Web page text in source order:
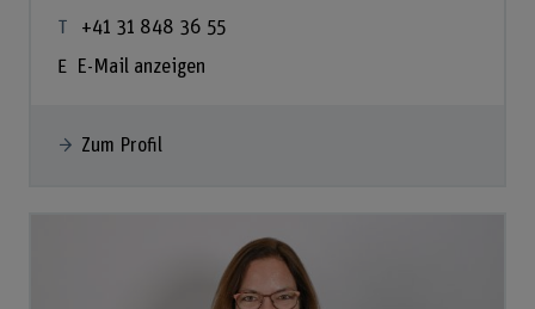
+41 31 848 36 55
E-Mail anzeigen
Zum Profil